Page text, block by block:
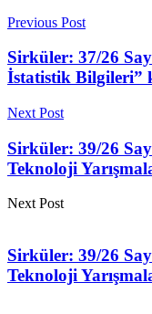
Previous Post
Sirküler: 37/26
İstatistik Bilgileri”
Next Post
Sirküler: 39/26
Teknoloji
Next Post
Sirküler: 39/26
Teknoloji